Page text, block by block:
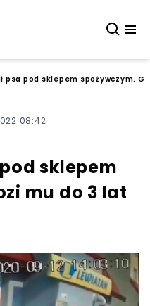
psa pod sklepem spożywczym.
08:42
sklepem
mu do 3 lat